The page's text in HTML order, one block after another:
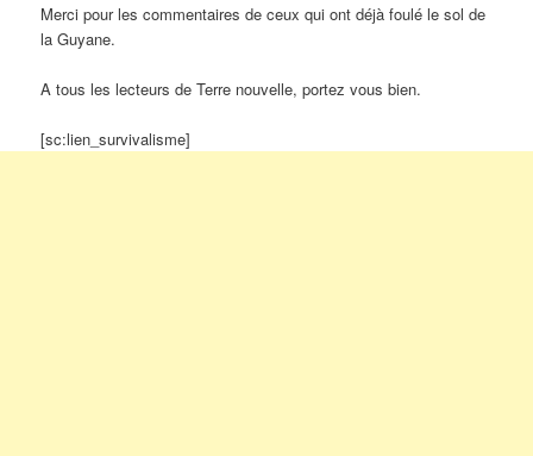
Merci pour les commentaires de ceux qui ont déjà foulé le sol de
la Guyane.
A tous les lecteurs de Terre nouvelle, portez vous bien.
[sc:lien_survivalisme]